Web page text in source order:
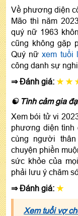
Về phương diện
Mão thì năm
quý nữ 1963
cũng không gặp
Quý nữxem tuổi
công danh sự
⇒ Đánh giá: ★ ★
☯ Tình cảm gia
Xem bói tử vi
phương diện tình
cùng người
chuyện phiền
sức khỏe của
phải lưu ý chăm
⇒ Đánh giá: ★
Xem tuổi vợ